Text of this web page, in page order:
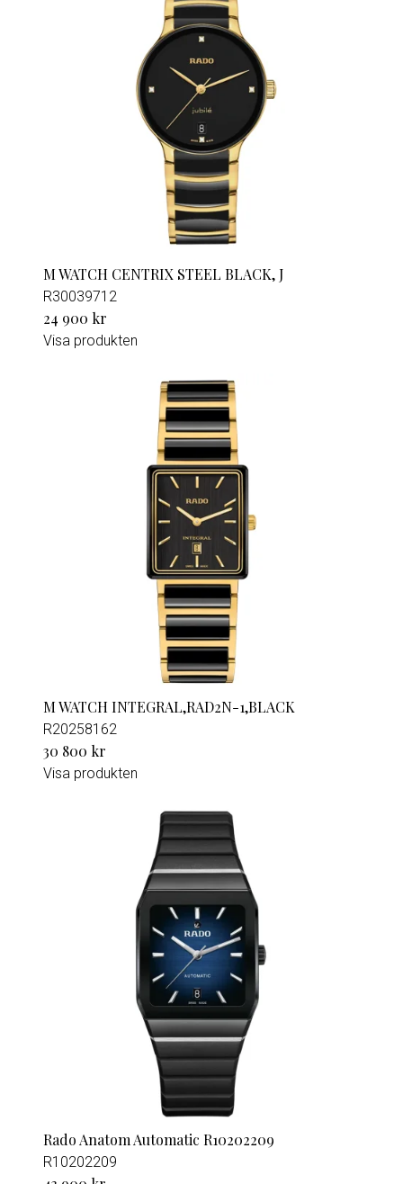
M WATCH CENTRIX STEEL BLACK, J
R30039712
24 900 kr
Visa produkten
M WATCH INTEGRAL,RAD2N-1,BLACK
R20258162
30 800 kr
Visa produkten
Rado Anatom Automatic R10202209
R10202209